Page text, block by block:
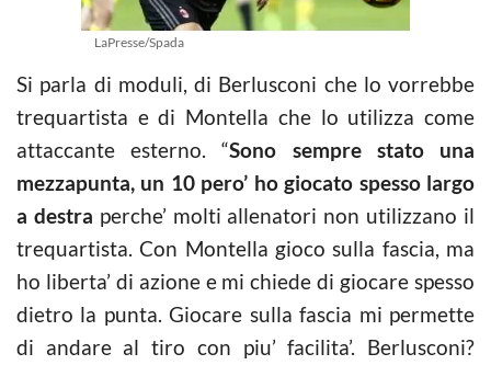
LaPresse/Spada
Si parla di moduli, di Berlusconi che lo vorrebbe
trequartista e di Montella che lo utilizza come
attaccante esterno. “Sono sempre stato una
mezzapunta, un 10 pero’ ho giocato spesso largo
a destra perche’ molti allenatori non utilizzano il
trequartista. Con Montella gioco sulla fascia, ma
ho liberta’ di azione e mi chiede di giocare spesso
dietro la punta. Giocare sulla fascia mi permette
di andare al tiro con piu’ facilita’. Berlusconi?